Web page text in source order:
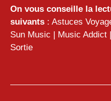
On vous conseille la
suivants : Astuces
Sun Music | Music Addict |
Sortie